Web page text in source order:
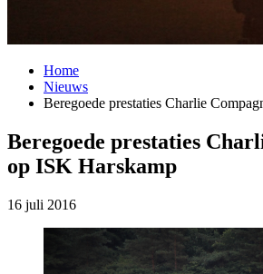
Home
Nieuws
Beregoede prestaties Charlie
Beregoede prestaties
op ISK Harskamp
16 juli 2016